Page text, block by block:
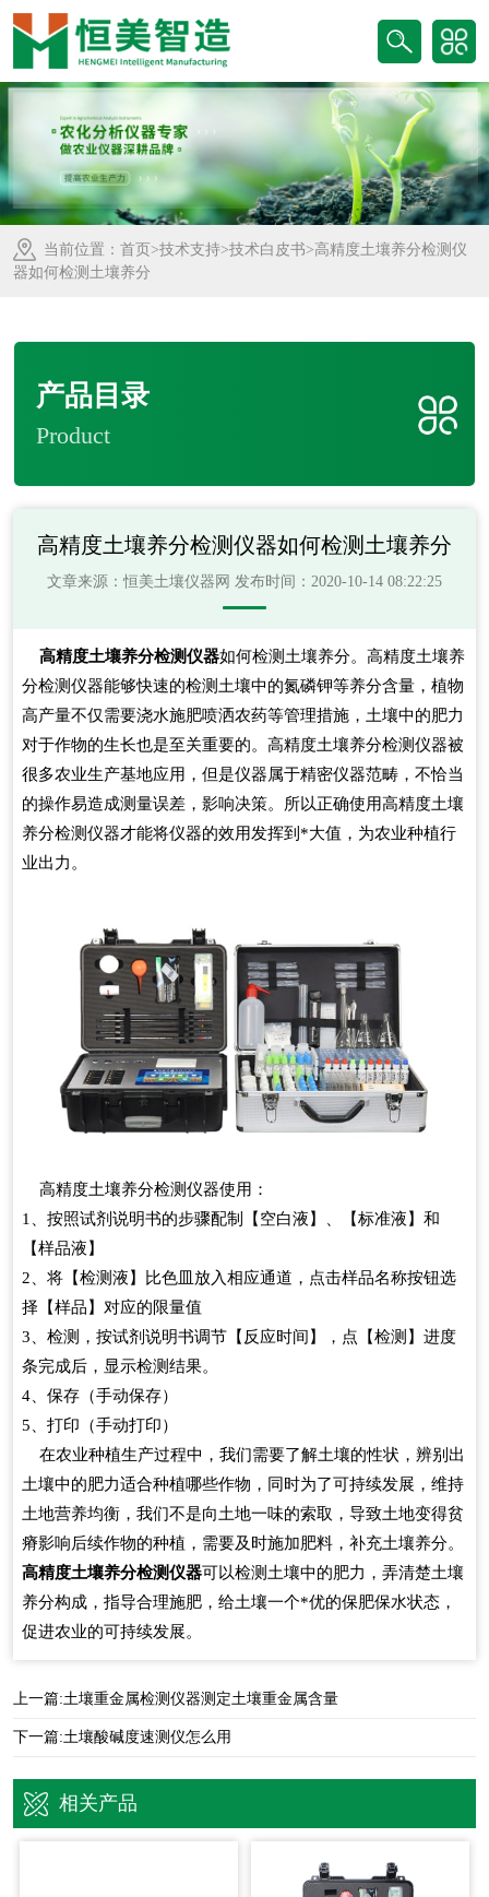
当前位置： 首页 >技术支持>技术白皮书>高精度土壤养分检测仪
器如何检测土壤养分
产品目录
Product
高精度土壤养分检测仪器如何检测土壤养分
文章来源：恒美土壤仪器网 发布时间：2020-10-14 08:22:25
高精度土壤养分检测仪器如何检测土壤养分。高精度土壤养
分检测仪器能够快速的检测土壤中的氮磷钾等养分含量，植物
高产量不仅需要浇水施肥喷洒农药等管理措施，土壤中的肥力
对于作物的生长也是至关重要的。高精度土壤养分检测仪器被
很多农业生产基地应用，但是仪器属于精密仪器范畴，不恰当
的操作易造成测量误差，影响决策。所以正确使用高精度土壤
养分检测仪器才能将仪器的效用发挥到*大值，为农业种植行
业出力。
高精度土壤养分检测仪器使用：
1、按照试剂说明书的步骤配制【空白液】、【标准液】和
【样品液】
2、将【检测液】比色皿放入相应通道，点击样品名称按钮选
择【样品】对应的限量值
3、检测，按试剂说明书调节【反应时间】，点【检测】进度
条完成后，显示检测结果。
4、保存（手动保存）
5、打印（手动打印）
在农业种植生产过程中，我们需要了解土壤的性状，辨别出
土壤中的肥力适合种植哪些作物，同时为了可持续发展，维持
土地营养均衡，我们不是向土地一味的索取，导致土地变得贫
瘠影响后续作物的种植，需要及时施加肥料，补充土壤养分。
高精度土壤养分检测仪器可以检测土壤中的肥力，弄清楚土壤
养分构成，指导合理施肥，给土壤一个*优的保肥保水状态，
促进农业的可持续发展。
上一篇:土壤重金属检测仪器测定土壤重金属含量
下一篇:土壤酸碱度速测仪怎么用
相关产品